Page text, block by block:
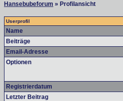
Hansebubeforum » Profilansicht
Userprofil
Name
Beiträge
Email-Adresse
Optionen
Registrierdatum
Letzter Beitrag